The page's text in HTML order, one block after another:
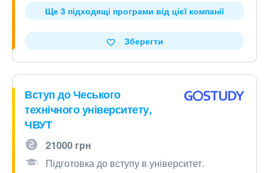
Ще 3 підходящі програми від цієї компанії
Зберегти
Вступ до Чеського
технічного університету,
ЧВУТ
21000 грн
Підготовка до вступу в університет.